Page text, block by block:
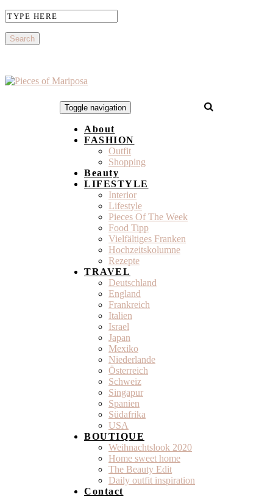
Toggle navigation
About
FASHION
Outfit
Shopping
Beauty
LIFESTYLE
Interior
Lifestyle
Pieces Of The Week
Food Tipp
Vielfältiges Franken
Hochzeitskolumne
Rezepte
TRAVEL
Deutschland
England
Frankreich
Italien
Israel
Japan
Mexiko
Niederlande
Österreich
Schweiz
Singapur
Spanien
Südafrika
USA
BOUTIQUE
Weihnachtslook 2020
Home sweet home
The Beauty Edit
Daily outfit inspiration
Contact